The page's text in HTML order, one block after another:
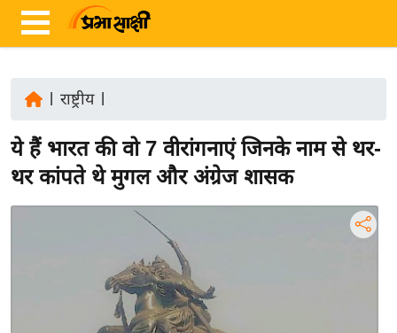
ज़ा
ख
राष्ट्रीय|
ये हैं भारत की वो 7 वीरांगनाएं जिनके नाम से थर-
थर कांपते थे मुगल और अंग्रेज शासक